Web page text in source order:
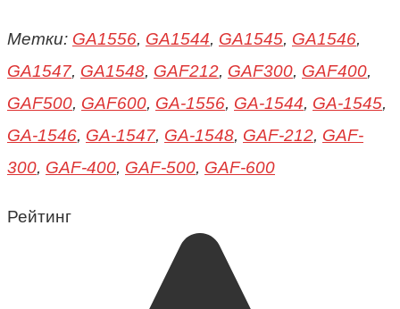
Метки: GA1556, GA1544, GA1545, GA1546,
GA1547, GA1548, GAF212, GAF300, GAF400,
GAF500, GAF600, GA-1556, GA-1544, GA-1545,
GA-1546, GA-1547, GA-1548, GAF-212, GAF-
300, GAF-400, GAF-500, GAF-600
Рейтинг